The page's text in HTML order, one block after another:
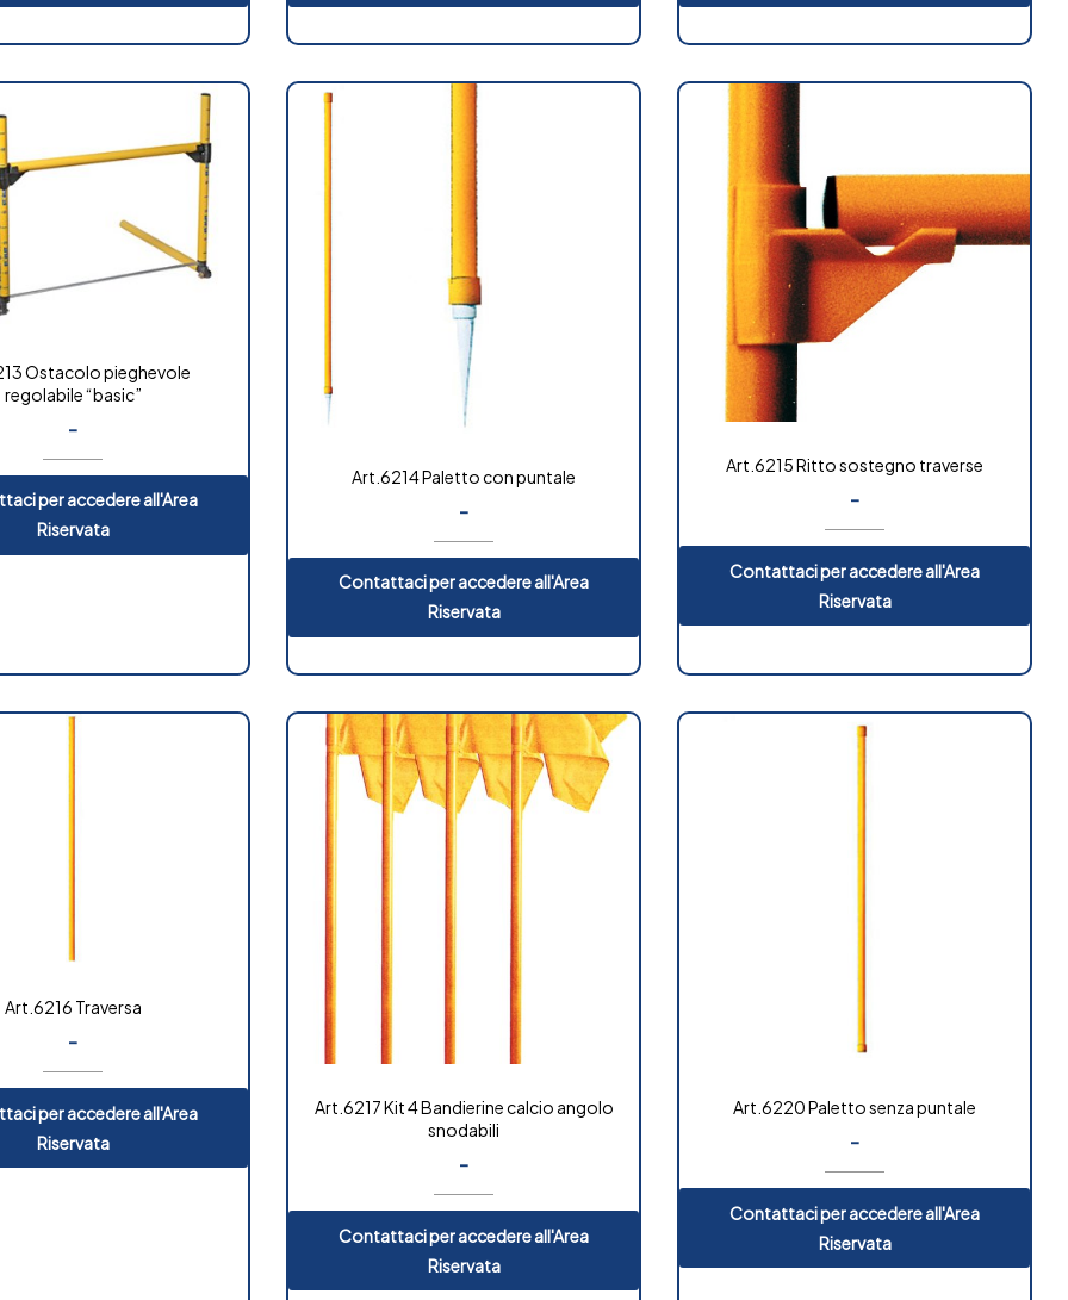
Ostacolo pieghevole
regolabile “basic”
-
per accedere all'Area
Riservata
Art.6214 Paletto con puntale
-
Contattaci per accedere all'Area
Riservata
Art.6215 Ritto sostegno traverse
-
Contattaci per accedere all'Area
Riservata
Art.6216 Traversa
-
per accedere all'Area
Riservata
Art.6217 Kit 4 Bandierine calcio angolo
snodabili
-
Contattaci per accedere all'Area
Riservata
Art.6220 Paletto senza puntale
-
Contattaci per accedere all'Area
Riservata